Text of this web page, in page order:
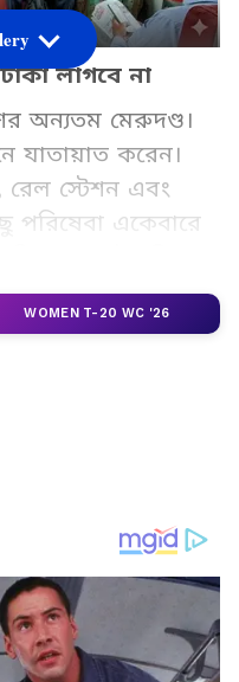
লাগবে না
অন্যতম মেরুদণ্ড।
যাতায়াত করেন।
রেল স্টেশন এবং
পরিষেবা একেবারে
যেগুলি পুরো
লাগবে না (Indian
WOMEN T-20 WC '26